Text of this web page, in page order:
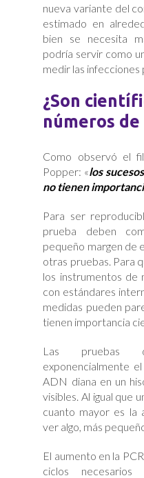
nueva variante del
estimado en
bien se necesita
podría servir como
medir las infecciones
¿Son
números de
Como observó el
Popper: «los
no tienen
Para ser
prueba deben
pequeño margen de
otras pruebas. Para
los instrumentos de
con estándares
medidas pueden
tienen importancia
Las pruebas
exponencialmente
ADN diana en un
visibles. Al igual que
cuanto mayor es la
ver algo, más
El aumento en la
ciclos